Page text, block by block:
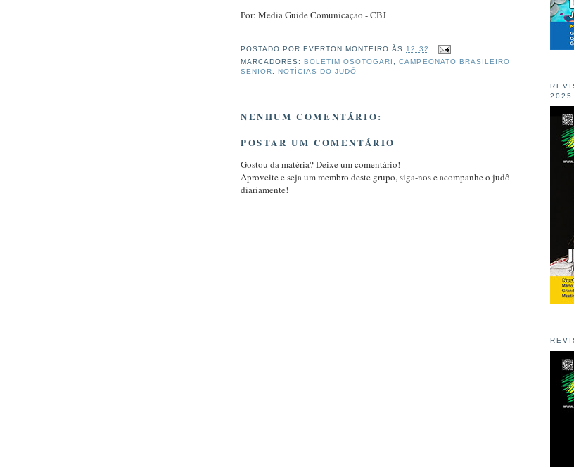
Por: Media Guide Comunicação - CBJ
POSTADO POR EVERTON MONTEIRO ÀS12:32
MARCADORES:BOLETIM OSOTOGARI ,CAMPEONATO BRASILEIRO
SENIOR,NOTÍCIAS DO JUDÔ
NENHUM COMENTÁRIO:
POSTAR UM COMENTÁRIO
Gostou da matéria? Deixe um comentário!
Aproveite e seja um membro deste grupo, siga-nos e acompanhe o judô
diariamente!
2025